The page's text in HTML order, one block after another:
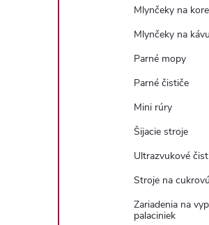
Mlynčeky na
Mlynčeky na kávu
Parné mopy
Parné čističe
Mini rúry
Šijacie stroje
Ultrazvukové
Stroje na
Zariadenia na
palaciniek